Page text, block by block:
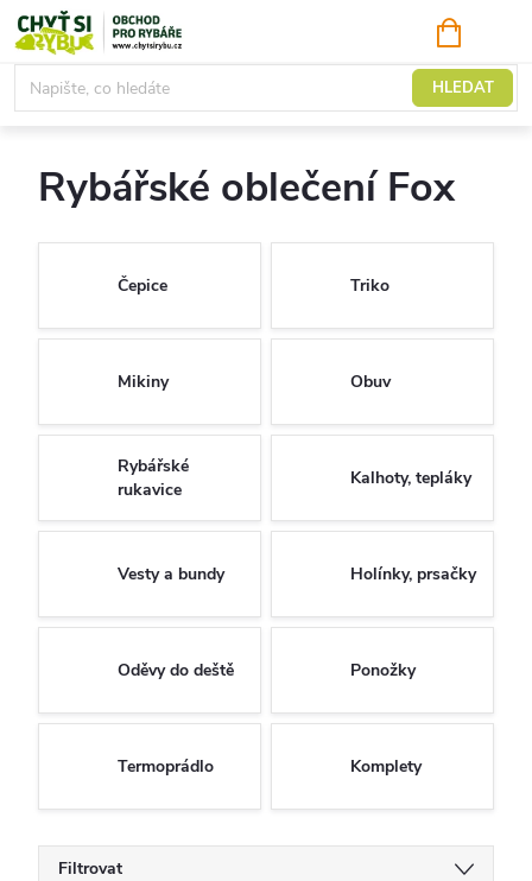
Přejít
na
obsah
HLEDAT
KOŠÍK
Rybářské oblečení a obuv
Rybářské oblečení Fox
Čepice Triko
Mikiny Obuv
Rybářské
rukavice
Kalhoty, tepláky
Vesty a bundy Holínky, prsačky
Oděvy do deště Ponožky
Termoprádlo Komplety
Filtrovat